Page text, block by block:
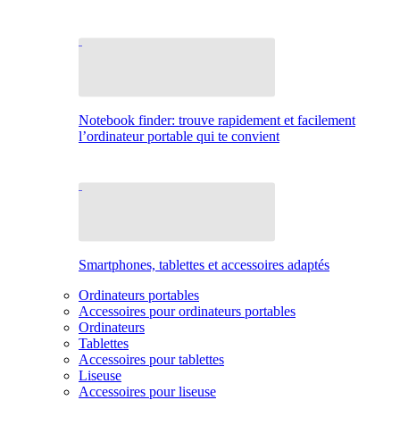
Notebook finder: trouve rapidement et facilement
l’ordinateur portable qui te convient
Smartphones, tablettes et accessoires adaptés
Ordinateurs portables
Accessoires pour ordinateurs portables
Ordinateurs
Tablettes
Accessoires pour tablettes
Liseuse
Accessoires pour liseuse